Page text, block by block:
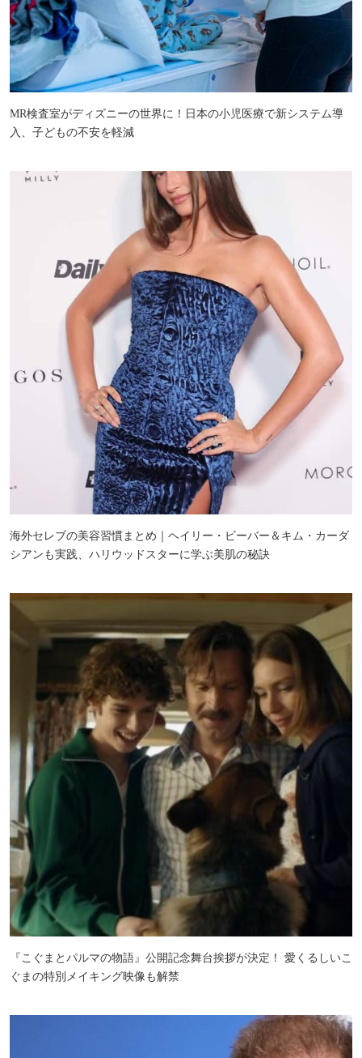
MR検査室がディズニーの世界に！日本の小児医療で新システム導
入、子どもの不安を軽減
海外セレブの美容習慣まとめ｜ヘイリー・ビーバー＆キム・カーダ
シアンも実践、ハリウッドスターに学ぶ美肌の秘訣
『こぐまとパルマの物語』公開記念舞台挨拶が決定！ 愛くるしいこ
ぐまの特別メイキング映像も解禁